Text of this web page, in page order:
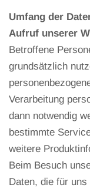
Umfang der
Aufruf unserer
Betroffene
grundsätzlich
Verarbeitung
dann notwendig
bestimmte
weitere
Beim Besuch
Daten, die für